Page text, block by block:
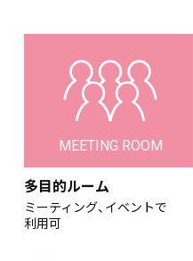
MEETING ROOM
多目的ルーム
ミーティング、イベントで
利用可